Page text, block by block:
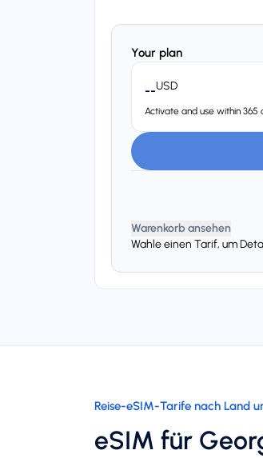
Your plan
--USD
Activate and use within 365
Warenkorb ansehen
Wahle einen Tarif, um
Reise-eSIM-Tarife nach Land
eSIM für